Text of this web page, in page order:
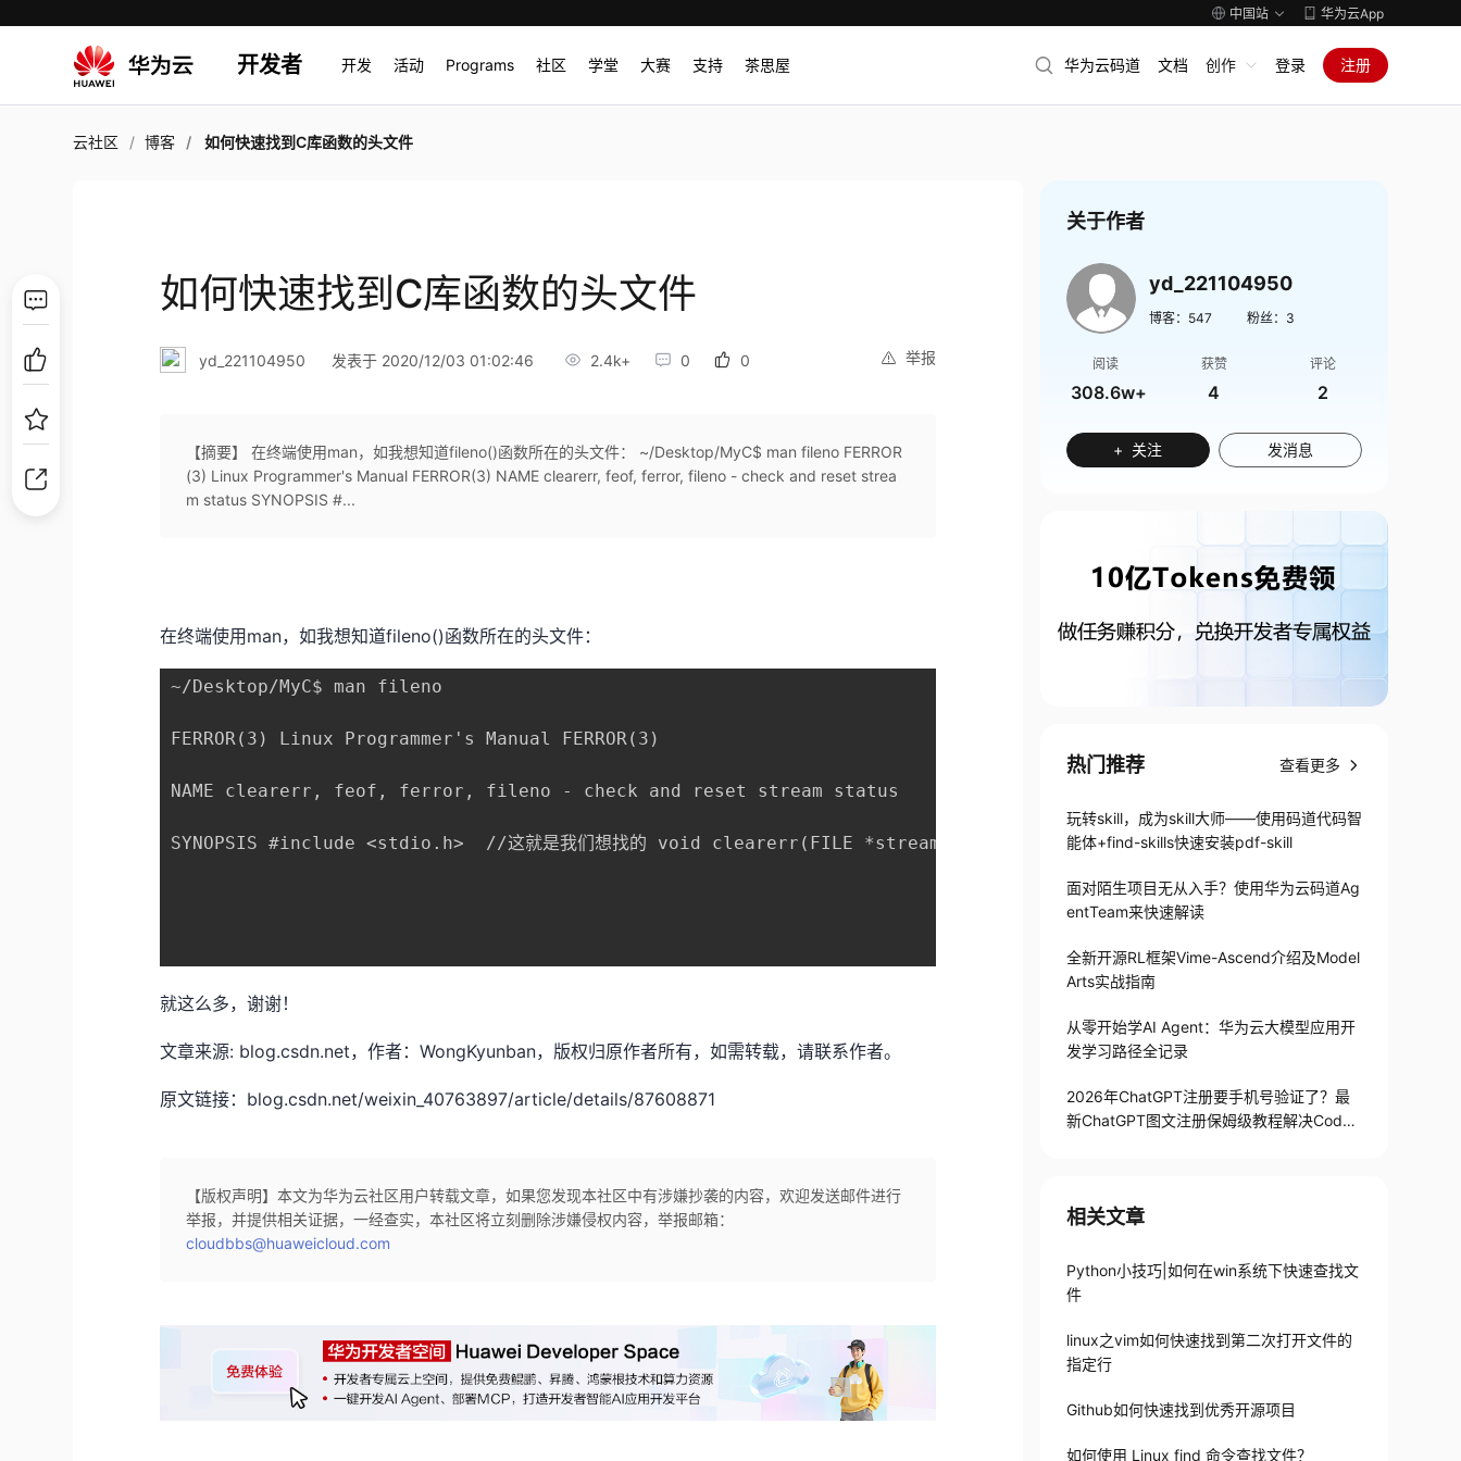
中国站 华为云App
开发者 开发 活动 Programs 社区 学堂 大赛 支持 茶思屋 华为云码道 文档 创作 登录 注册
云社区 博客 如何快速找到C库函数的头文件
如何快速找到C库函数的头文件
举报
yd_221104950 发表于 2020/12/03 01:02:46 2.4k+ 0 0
【摘要】 在终端使用man，如我想知道fileno()函数所在的头文件： ~/Desktop/MyC$ man fileno FERROR
(3) Linux Programmer's Manual FERROR(3) NAME clearerr, feof, ferror, fileno - check and reset strea
m status SYNOPSIS #...
在终端使用man，如我想知道fileno()函数所在的头文件：
~/Desktop/MyC$ man fileno
FERROR(3) Linux Programmer's Manual FERROR(3)
NAME clearerr, feof, ferror, fileno - check and reset stream status
SYNOPSIS #include <stdio.h>  //这就是我们想找的 void clearerr(FILE *stream); int feof(FILE *stream); int ferror(FILE
就这么多，谢谢！
文章来源: blog.csdn.net，作者：WongKyunban，版权归原作者所有，如需转载，请联系作者。
原文链接：blog.csdn.net/weixin_40763897/article/details/87608871
【版权声明】本文为华为云社区用户转载文章，如果您发现本社区中有涉嫌抄袭的内容，欢迎发送邮件进行
举报，并提供相关证据，一经查实，本社区将立刻删除涉嫌侵权内容，举报邮箱：
cloudbbs@huaweicloud.com
关于作者
yd_221104950
博客： 547 粉丝： 3
阅读
308.6w+
获赞
4
评论
2
+ 关注 发消息
热门推荐 查看更多
玩转skill，成为skill大师——使用码道代码智
能体+find-skills快速安装pdf-skill
面对陌生项目无从入手？使用华为云码道Ag
entTeam来快速解读
全新开源RL框架Vime-Ascend介绍及Model
Arts实战指南
从零开始学AI Agent：华为云大模型应用开
发学习路径全记录
2026年ChatGPT注册要手机号验证了？最
新ChatGPT图文注册保姆级教程解决Codex
相关文章
Python小技巧|如何在win系统下快速查找文
件
linux之vim如何快速找到第二次打开文件的
指定行
Github如何快速找到优秀开源项目
如何使用 Linux find 命令查找文件？